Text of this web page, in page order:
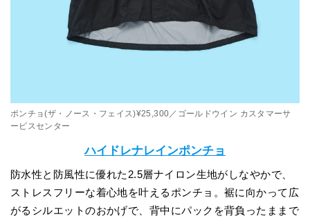
ポンチョ(ザ・ノース・フェイス)¥25,300／ゴールドウイン カスタマーサ
ービスセンター
ハイドレナレインポンチョ
防水性と防風性に優れた2.5層ナイロン生地がしなやかで、
ストレスフリーな着心地を叶えるポンチョ。裾に向かって広
がるシルエットのおかげで、背中にパックを背負ったままで